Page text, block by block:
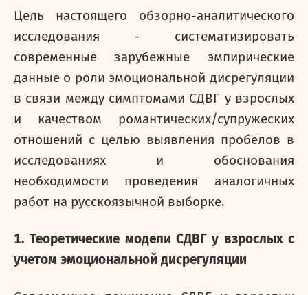
Цель настоящего обзорно-аналитического
исследования - систематизировать
современные зарубежные эмпирические
данные о роли эмоциональной дисрегуляции
в связи между симптомами СДВГ у взрослых
и качеством романтических/супружеских
отношений с целью выявления пробелов в
исследованиях и обоснования
необходимости проведения аналогичных
работ на русскоязычной выборке.
1. Теоретические модели СДВГ у взрослых с
учетом эмоциональной дисрегуляции